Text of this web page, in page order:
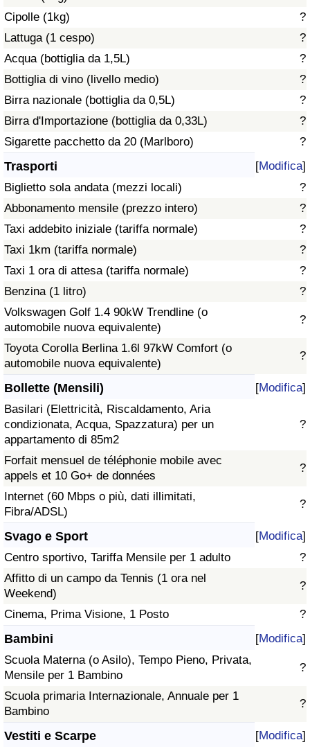
Cipolle (1kg)
?
Lattuga (1 cespo)
?
Acqua (bottiglia da 1,5L)
?
Bottiglia di vino (livello medio)
?
Birra nazionale (bottiglia da 0,5L)
?
Birra d'Importazione (bottiglia da 0,33L)
?
Sigarette pacchetto da 20 (Marlboro)
?
Trasporti [Modifica]
Biglietto sola andata (mezzi locali)
?
Abbonamento mensile (prezzo intero)
?
Taxi addebito iniziale (tariffa normale)
?
Taxi 1km (tariffa normale)
?
Taxi 1 ora di attesa (tariffa normale)
?
Benzina (1 litro)
?
Volkswagen Golf 1.4 90kW Trendline (o
automobile nuova equivalente)
?
Toyota Corolla Berlina 1.6l 97kW Comfort (o
automobile nuova equivalente)
?
Bollette (Mensili) [Modifica]
Basilari (Elettricità, Riscaldamento, Aria
condizionata, Acqua, Spazzatura) per un
appartamento di 85m2
?
Forfait mensuel de téléphonie mobile avec
appels et 10 Go+ de données
?
Internet (60 Mbps o più, dati illimitati,
Fibra/ADSL)
?
Svago e Sport [Modifica]
Centro sportivo, Tariffa Mensile per 1 adulto
?
Affitto di un campo da Tennis (1 ora nel
Weekend)
?
Cinema, Prima Visione, 1 Posto ?
Bambini [Modifica]
Scuola Materna (o Asilo), Tempo Pieno, Privata,
Mensile per 1 Bambino
?
Scuola primaria Internazionale, Annuale per 1
Bambino
?
Vestiti e Scarpe [Modifica]
Indice dell’Inquinamento per Nazione
Traffico
Indice del Traffico
Indice del traffico (Corrente)
Indice del traffico per Nazione